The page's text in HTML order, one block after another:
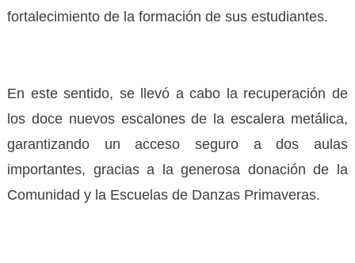
fortalecimiento de la formación de sus estudiantes.
En este sentido, se llevó a cabo la recuperación de
los doce nuevos escalones de la escalera metálica,
garantizando un acceso seguro a dos aulas
importantes, gracias a la generosa donación de la
Comunidad y la Escuelas de Danzas Primaveras.